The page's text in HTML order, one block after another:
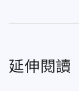
延伸閱讀